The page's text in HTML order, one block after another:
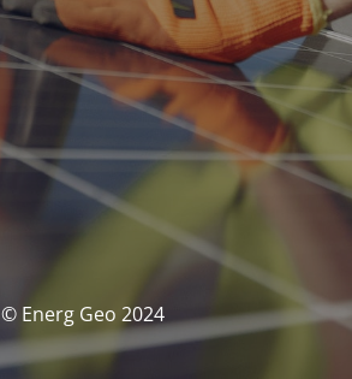
© Energ Geo 2024